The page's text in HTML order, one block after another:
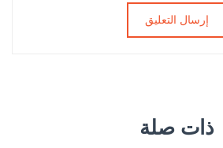
ذات صلة